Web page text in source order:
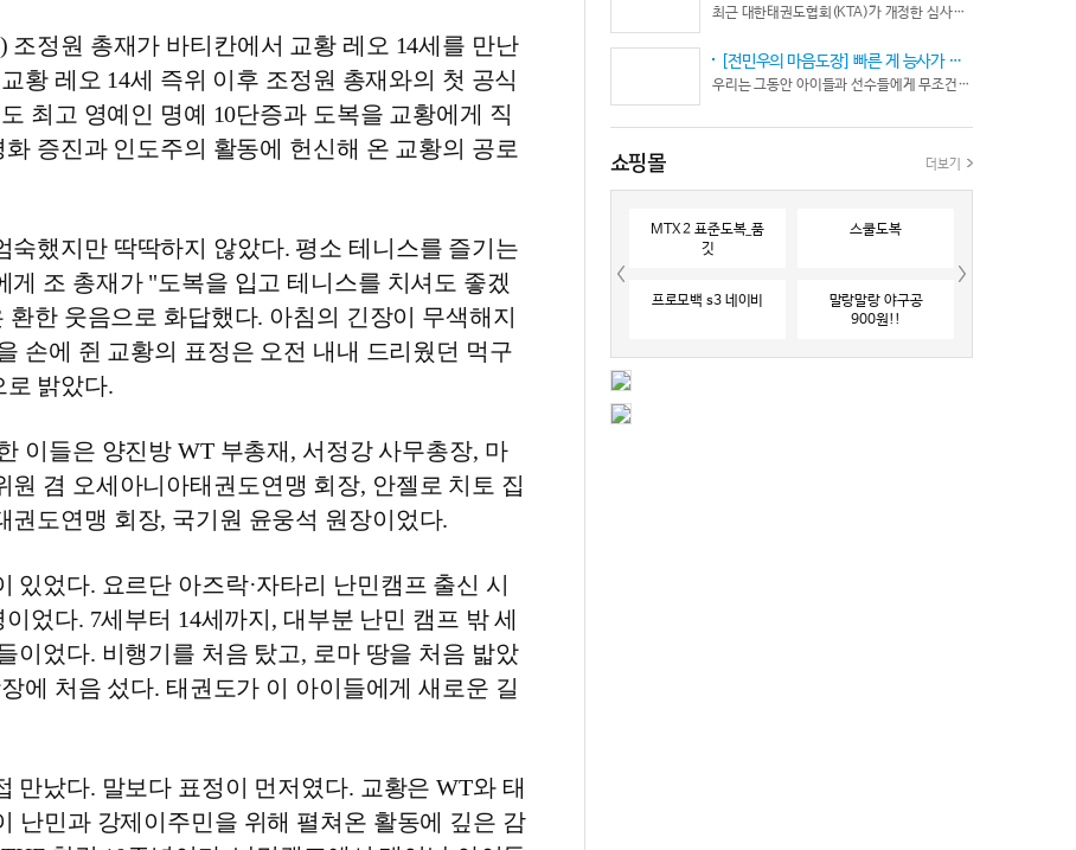
조정원 총재가 바티칸에서 교황 레오 14세를 만난
황 레오 14세 즉위 이후 조정원 총재와의 첫 공식
최고 영예인 명예 10단증과 도복을 교황에게 직
증진과 인도주의 활동에 헌신해 온 교황의 공로
숙했지만 딱딱하지 않았다. 평소 테니스를 즐기는
게 조 총재가 "도복을 입고 테니스를 치셔도 좋겠
한 웃음으로 화답했다. 아침의 긴장이 무색해지
손에 쥔 교황의 표정은 오전 내내 드리웠던 먹구
로 밝았다.
이들은 양진방 WT 부총재, 서정강 사무총장, 마
원 겸 오세아니아태권도연맹 회장, 안젤로 치토 집
권도연맹 회장, 국기원 윤웅석 원장이었다.
있었다. 요르단 아즈락·자타리 난민캠프 출신 시
었다. 7세부터 14세까지, 대부분 난민 캠프 밖 세
이었다. 비행기를 처음 탔고, 로마 땅을 처음 밟았
에 처음 섰다. 태권도가 이 아이들에게 새로운 길
만났다. 말보다 표정이 먼저였다. 교황은 WT와 태
난민과 강제이주민을 위해 펼쳐온 활동에 깊은 감
최근 대한태권도협회(KTA)가 개정한 심사시행 규정이 도장가에 화두를 던지고 있다. 저연령 1품(단) 심사 시 지정 품새의 추첨 범위와 시기를 완화해 각 시도협회가 사실상 태극 1장부터 5장까지로 지정을 축소할 수 있는 제도적 근거를 마련했다.
[전민우의 마음도장] 빠른 게 능사가 아니다… 엘리트 선수의 '기다림'
우리는 그동안 아이들과 선수들에게 무조건 “빨리 반응하라”고 다그치기만 했던 것은 아닐까? 진정한 탁월함은 단순히 근육의 수축 속도가 빠른 데서 오지 않는다. 복잡하고 긴박한 1대 1 격투 상황 속에서 ‘언제 멈추고, 언제 폭발할 것인가’를 통제하는 타이밍 조절 능력과 상황 인식(Situational Awareness)에서 온다.
쇼핑몰 더보기
MTX 2 표준도복_품
깃
스쿨도복
프로모백 s3 네이비
말랑말랑 야구공
900원!!